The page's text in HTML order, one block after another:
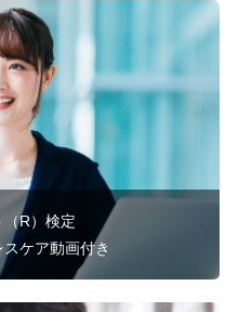
（R）検定
ケア動画付き